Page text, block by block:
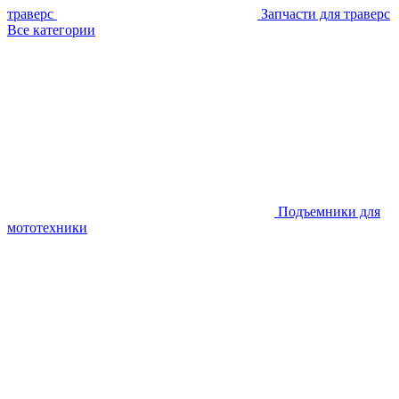
траверс
Запчасти для траверс
Все категории
Подъемники для
мототехники